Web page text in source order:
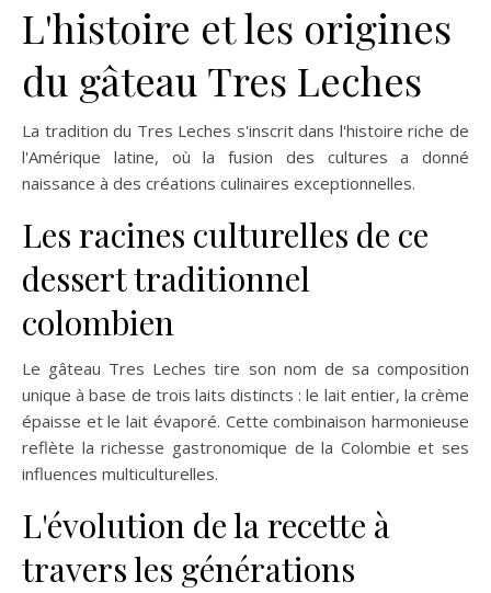
L'histoire et les origines
du gâteau Tres Leches
La tradition du Tres Leches s'inscrit dans l'histoire riche de
l'Amérique latine, où la fusion des cultures a donné
naissance à des créations culinaires exceptionnelles.
Les racines culturelles de ce
dessert traditionnel
colombien
Le gâteau Tres Leches tire son nom de sa composition
unique à base de trois laits distincts : le lait entier, la crème
épaisse et le lait évaporé. Cette combinaison harmonieuse
reflète la richesse gastronomique de la Colombie et ses
influences multiculturelles.
L'évolution de la recette à
travers les générations